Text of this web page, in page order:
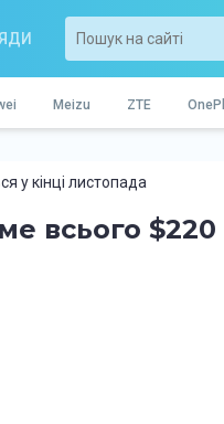
Meizu ZTE
у кінці листопада
всього $220